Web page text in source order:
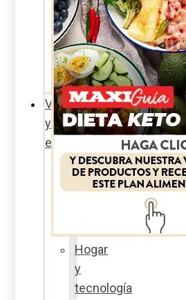
Sexualidad
responsable
En
la
percha
Vida
y
estilo
Productos
nuevos
Hogar
y
tecnología